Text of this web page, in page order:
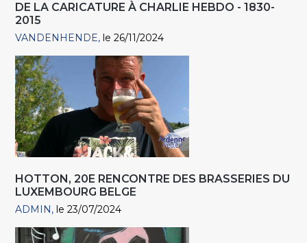
DE LA CARICATURE À CHARLIE HEBDO - 1830-
2015
VANDENHENDE le 26/11/2024
HOTTON, 20E RENCONTRE DES BRASSERIES DU
LUXEMBOURG BELGE
ADMIN le 23/07/2024